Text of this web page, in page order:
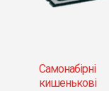
Самонабірні
кишенькові